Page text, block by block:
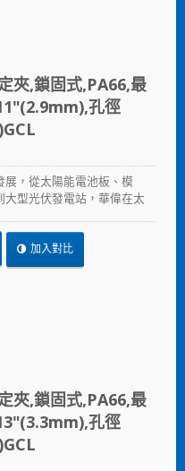
夾,鎖固式,PA66,最
孔徑
展，從太陽能電池板、模
大型光伏發電站，華偉在太
供兼顧品質與價格的解決
時間、採用更可靠的PA12原
現出色，延長產品使用壽
加入對比
夾,鎖固式,PA66,最
孔徑